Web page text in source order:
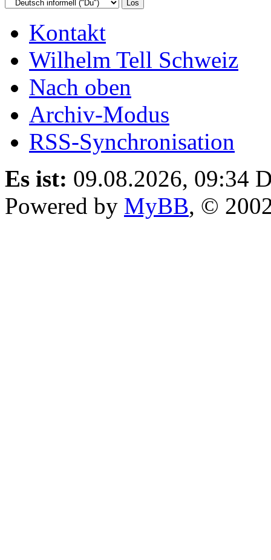
Kontakt
Wilhelm Tell Schweiz
Nach oben
Archiv-Modus
RSS-Synchronisation
Es ist: 09.08.2026, 09:34
Powered by MyBB, ©